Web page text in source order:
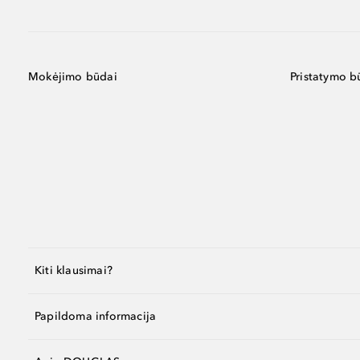
Mokėjimo būdai Pristatymo
Kiti klausimai?
Papildoma informacija